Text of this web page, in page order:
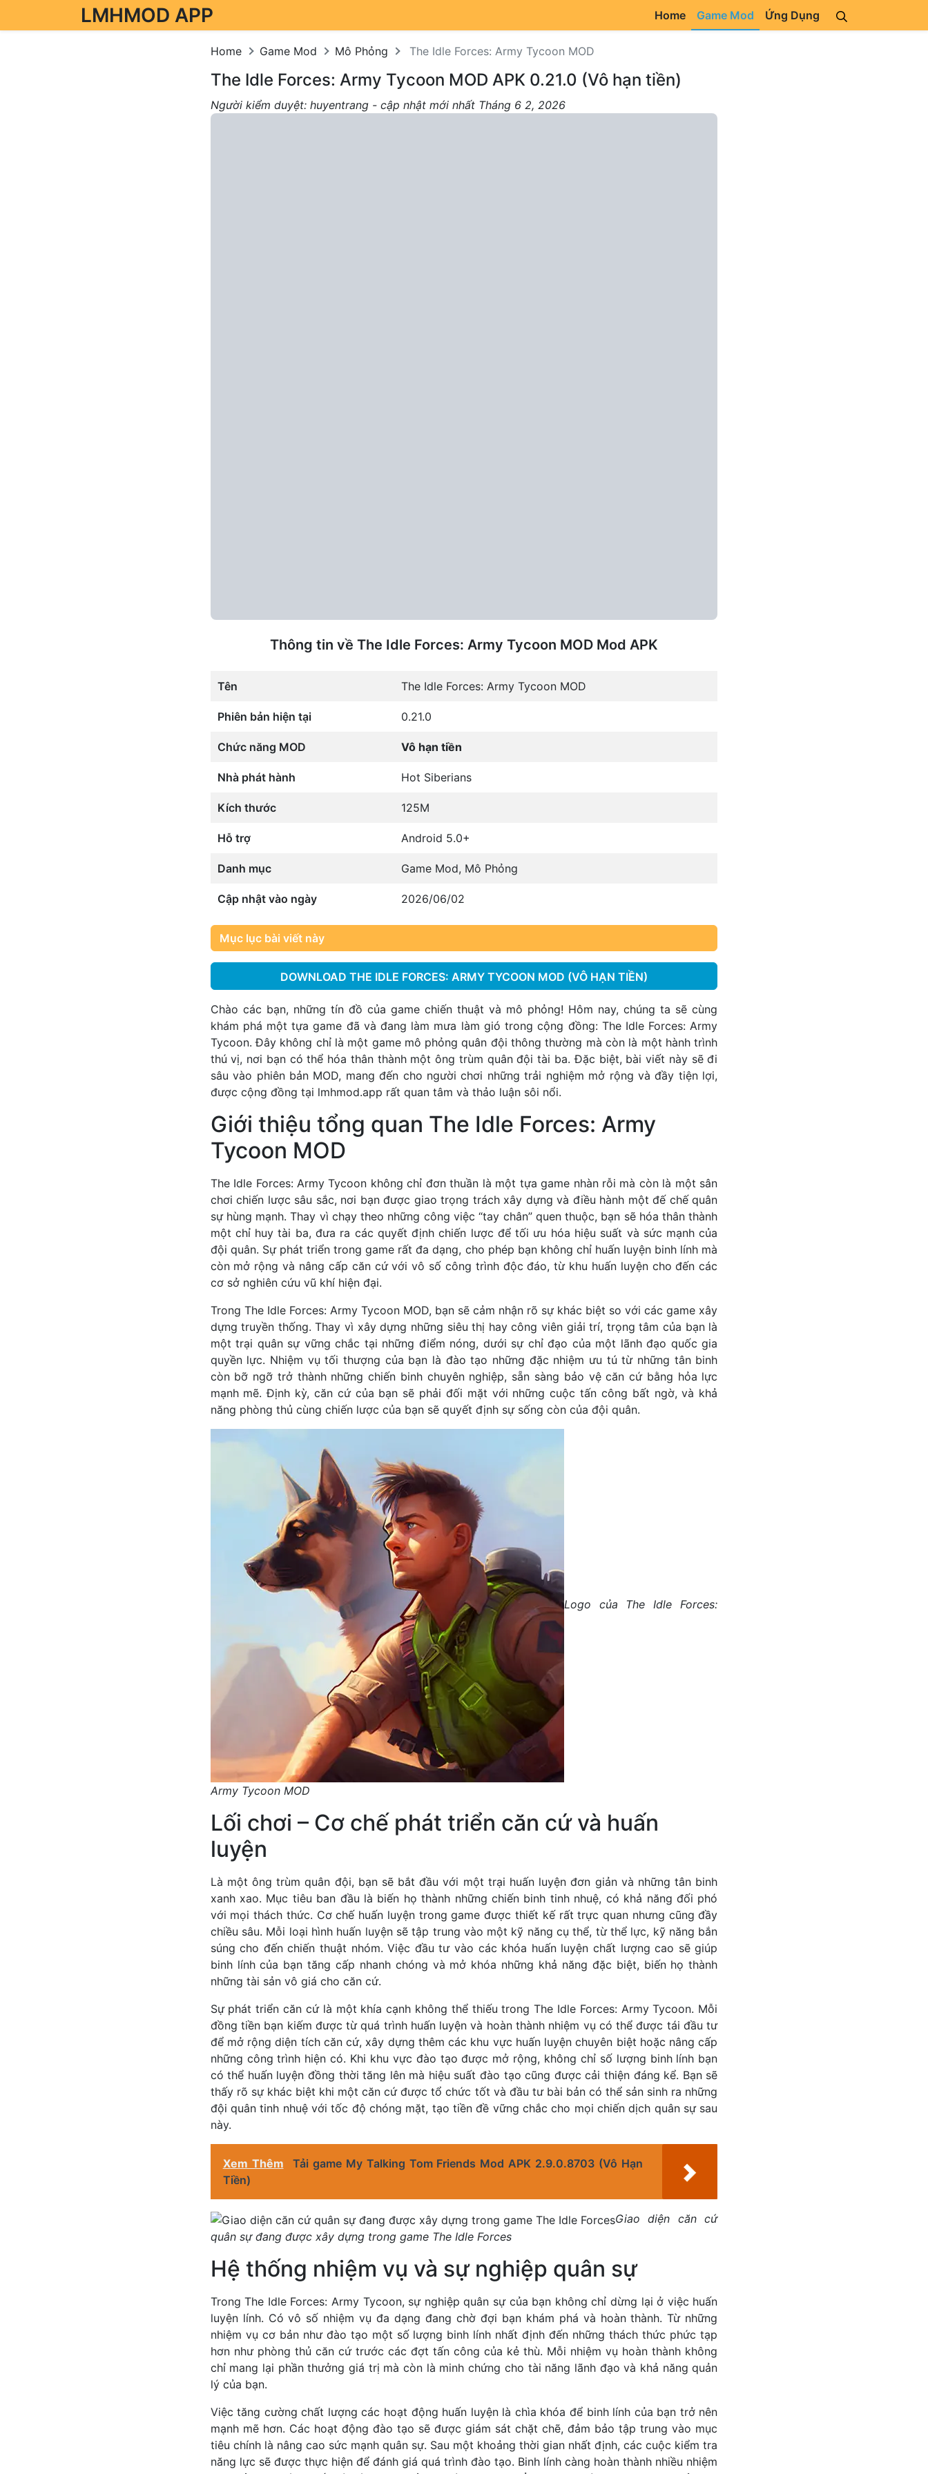
LMHMOD APP Home Game Mod Ứng Dụng
Home Game Mod Mô Phỏng The Idle Forces: Army Tycoon MOD
The Idle Forces: Army Tycoon MOD APK 0.21.0 (Vô hạn tiền)
Người kiểm duyệt: huyentrang - cập nhật mới nhất Tháng 6 2, 2026
Thông tin về The Idle Forces: Army Tycoon MOD Mod APK
Tên The Idle Forces: Army Tycoon MOD
Phiên bản hiện tại 0.21.0
Chức năng MOD Vô hạn tiền
Nhà phát hành Hot Siberians
Kích thước 125M
Hỗ trợ Android 5.0+
Danh mục Game Mod, Mô Phỏng
Cập nhật vào ngày 2026/06/02
Mục lục bài viết này
DOWNLOAD THE IDLE FORCES: ARMY TYCOON MOD (VÔ HẠN TIỀN)
Chào các bạn, những tín đồ của game chiến thuật và mô phỏng! Hôm nay, chúng ta sẽ cùng
khám phá một tựa game đã và đang làm mưa làm gió trong cộng đồng: The Idle Forces: Army
Tycoon. Đây không chỉ là một game mô phỏng quân đội thông thường mà còn là một hành trình
thú vị, nơi bạn có thể hóa thân thành một ông trùm quân đội tài ba. Đặc biệt, bài viết này sẽ đi
sâu vào phiên bản MOD, mang đến cho người chơi những trải nghiệm mở rộng và đầy tiện lợi,
được cộng đồng tại lmhmod.app rất quan tâm và thảo luận sôi nổi.
Giới thiệu tổng quan The Idle Forces: Army
Tycoon MOD
The Idle Forces: Army Tycoon không chỉ đơn thuần là một tựa game nhàn rỗi mà còn là một sân
chơi chiến lược sâu sắc, nơi bạn được giao trọng trách xây dựng và điều hành một đế chế quân
sự hùng mạnh. Thay vì chạy theo những công việc “tay chân” quen thuộc, bạn sẽ hóa thân thành
một chỉ huy tài ba, đưa ra các quyết định chiến lược để tối ưu hóa hiệu suất và sức mạnh của
đội quân. Sự phát triển trong game rất đa dạng, cho phép bạn không chỉ huấn luyện binh lính mà
còn mở rộng và nâng cấp căn cứ với vô số công trình độc đáo, từ khu huấn luyện cho đến các
cơ sở nghiên cứu vũ khí hiện đại.
Trong The Idle Forces: Army Tycoon MOD, bạn sẽ cảm nhận rõ sự khác biệt so với các game xây
dựng truyền thống. Thay vì xây dựng những siêu thị hay công viên giải trí, trọng tâm của bạn là
một trại quân sự vững chắc tại những điểm nóng, dưới sự chỉ đạo của một lãnh đạo quốc gia
quyền lực. Nhiệm vụ tối thượng của bạn là đào tạo những đặc nhiệm ưu tú từ những tân binh
còn bỡ ngỡ trở thành những chiến binh chuyên nghiệp, sẵn sàng bảo vệ căn cứ bằng hỏa lực
mạnh mẽ. Định kỳ, căn cứ của bạn sẽ phải đối mặt với những cuộc tấn công bất ngờ, và khả
năng phòng thủ cùng chiến lược của bạn sẽ quyết định sự sống còn của đội quân.
Logo của The Idle Forces:
Army Tycoon MOD
Lối chơi – Cơ chế phát triển căn cứ và huấn
luyện
Là một ông trùm quân đội, bạn sẽ bắt đầu với một trại huấn luyện đơn giản và những tân binh
xanh xao. Mục tiêu ban đầu là biến họ thành những chiến binh tinh nhuệ, có khả năng đối phó
với mọi thách thức. Cơ chế huấn luyện trong game được thiết kế rất trực quan nhưng cũng đầy
chiều sâu. Mỗi loại hình huấn luyện sẽ tập trung vào một kỹ năng cụ thể, từ thể lực, kỹ năng bắn
súng cho đến chiến thuật nhóm. Việc đầu tư vào các khóa huấn luyện chất lượng cao sẽ giúp
binh lính của bạn tăng cấp nhanh chóng và mở khóa những khả năng đặc biệt, biến họ thành
những tài sản vô giá cho căn cứ.
Sự phát triển căn cứ là một khía cạnh không thể thiếu trong The Idle Forces: Army Tycoon. Mỗi
đồng tiền bạn kiếm được từ quá trình huấn luyện và hoàn thành nhiệm vụ có thể được tái đầu tư
để mở rộng diện tích căn cứ, xây dựng thêm các khu vực huấn luyện chuyên biệt hoặc nâng cấp
những công trình hiện có. Khi khu vực đào tạo được mở rộng, không chỉ số lượng binh lính bạn
có thể huấn luyện đồng thời tăng lên mà hiệu suất đào tạo cũng được cải thiện đáng kể. Bạn sẽ
thấy rõ sự khác biệt khi một căn cứ được tổ chức tốt và đầu tư bài bản có thể sản sinh ra những
đội quân tinh nhuệ với tốc độ chóng mặt, tạo tiền đề vững chắc cho mọi chiến dịch quân sự sau
này.
Xem Thêm
Tải game My Talking Tom Friends Mod APK 2.9.0.8703 (Vô Hạn
Tiền)
Giao diện căn cứ
quân sự đang được xây dựng trong game The Idle Forces
Hệ thống nhiệm vụ và sự nghiệp quân sự
Trong The Idle Forces: Army Tycoon, sự nghiệp quân sự của bạn không chỉ dừng lại ở việc huấn
luyện lính. Có vô số nhiệm vụ đa dạng đang chờ đợi bạn khám phá và hoàn thành. Từ những
nhiệm vụ cơ bản như đào tạo một số lượng binh lính nhất định đến những thách thức phức tạp
hơn như phòng thủ căn cứ trước các đợt tấn công của kẻ thù. Mỗi nhiệm vụ hoàn thành không
chỉ mang lại phần thưởng giá trị mà còn là minh chứng cho tài năng lãnh đạo và khả năng quản
lý của bạn.
Việc tăng cường chất lượng các hoạt động huấn luyện là chìa khóa để binh lính của bạn trở nên
mạnh mẽ hơn. Các hoạt động đào tạo sẽ được giám sát chặt chẽ, đảm bảo tập trung vào mục
tiêu chính là nâng cao sức mạnh quân sự. Sau một khoảng thời gian nhất định, các cuộc kiểm tra
năng lực sẽ được thực hiện để đánh giá quá trình đào tạo. Binh lính càng hoàn thành nhiều nhiệm